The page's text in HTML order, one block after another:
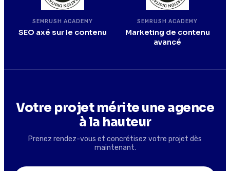
SEMRUSH ACADEMY
SEO axé sur le contenu
SEMRUSH ACADEMY
Marketing de contenu
avancé
Votre projet mérite une agence
à la hauteur
Prenez rendez-vous et concrétisez votre projet dès
maintenant.